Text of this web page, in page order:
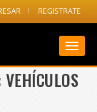
REGISTRATE